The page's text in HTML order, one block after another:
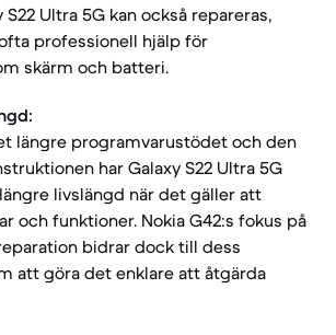
S22 Ultra 5G kan också repareras,
professionell hjälp för
skärm och batteri.
längre programvarustödet och den
har Galaxy S22 Ultra 5G
livslängd när det gäller att
och funktioner. Nokia G42:s fokus på
bidrar dock till dess
att göra det enklare att åtgärda